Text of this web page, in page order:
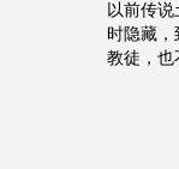
以前传
时隐藏
教徒，也